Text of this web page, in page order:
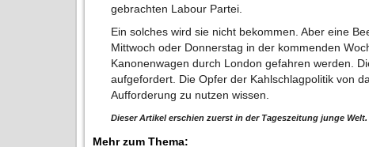
gebrachten Labour Partei.
Ein solches wird sie nicht bekommen. Aber eine
Mittwoch oder Donnerstag in der kommenden
Kanonenwagen durch London gefahren werden.
aufgefordert. Die Opfer der Kahlschlagpolitik von
Aufforderung zu nutzen wissen.
Dieser Artikel erschien zuerst in der Tageszeitung junge Welt.
Mehr zum Thema: